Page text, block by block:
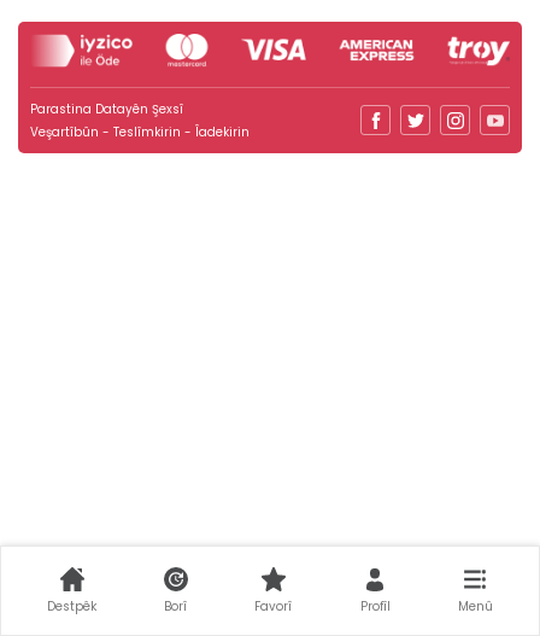
Parastina Datayên Şexsî
Veşartîbûn - Teslîmkirin - Îadekirin
Destpêk Borî Favorî Profîl Menû